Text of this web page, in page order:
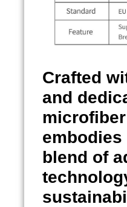
Crafted
and
blend of